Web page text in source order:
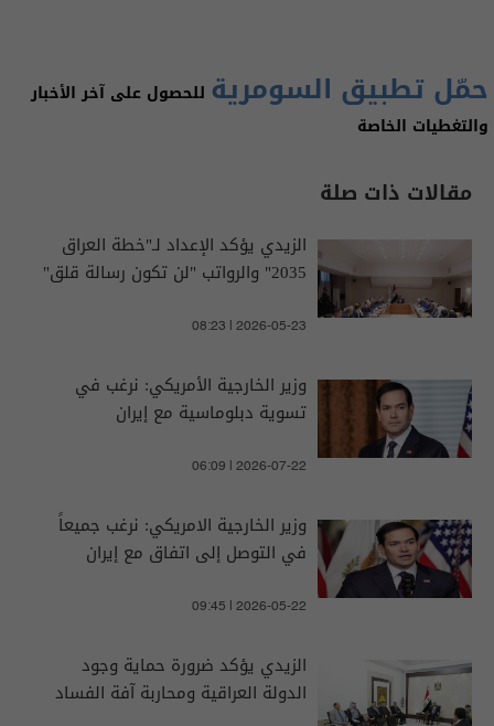
حمّل تطبيق السومرية للحصول على آخر الأخبار
والتغطيات الخاصة
مقالات ذات صلة
الزيدي يؤكد الإعداد لـ"خطة العراق
2035" والرواتب "لن تكون رسالة قلق"
08:23 | 2026-05-23
وزير الخارجية الأمريكي: نرغب في
تسوية دبلوماسية مع إيران
06:09 | 2026-07-22
وزير الخارجية الامريكي: نرغب جميعاً
في التوصل إلى اتفاق مع إيران
09:45 | 2026-05-22
الزيدي يؤكد ضرورة حماية وجود
الدولة العراقية ومحاربة آفة الفساد